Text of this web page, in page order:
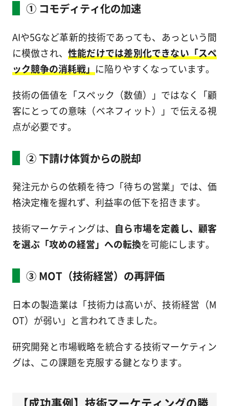
① コモディティ化の加速
AIや5Gなど革新的技術であっても、あっという間
に模倣され、性能だけでは差別化できない「スペ
ック競争の消耗戦」に陥りやすくなっています。
技術の価値を「スペック（数値）」ではなく「顧
客にとっての意味（ベネフィット）」で伝える視
点が必要です。
② 下請け体質からの脱却
発注元からの依頼を待つ「待ちの営業」では、価
格決定権を握れず、利益率の低下を招きます。
技術マーケティングは、 自ら市場を定義し、顧客
を選ぶ「攻めの経営」への転換を可能にします。
③ MOT（技術経営）の再評価
日本の製造業は「技術力は高いが、技術経営（M
OT）が弱い」と言われてきました。
研究開発と市場戦略を統合する技術マーケティン
グは、この課題を克服する鍵となります。